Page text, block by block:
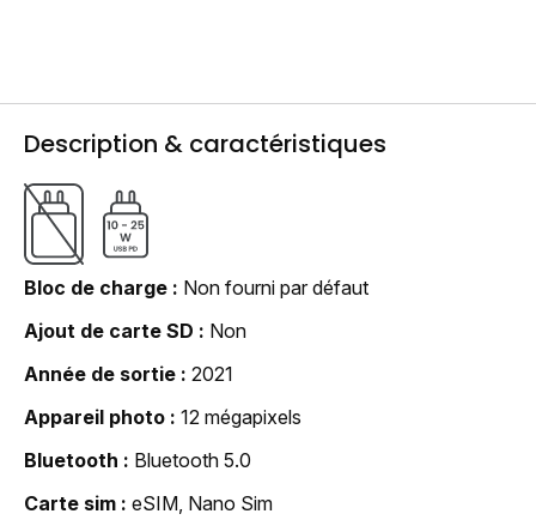
Description & caractéristiques
Bloc de charge
Non fourni par défaut
Ajout de carte SD
Non
Année de sortie
2021
Appareil photo
12 mégapixels
Bluetooth
Bluetooth 5.0
Carte sim
eSIM, Nano Sim